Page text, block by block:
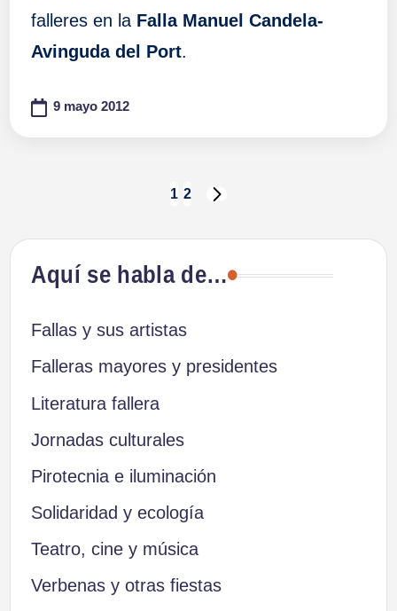
falleres en la Falla Manuel Candela-
Avinguda del Port.
9 mayo 2012
Paginación
de
entradas
1 2
Aquí se habla de…
Fallas y sus artistas
Falleras mayores y presidentes
Literatura fallera
Jornadas culturales
Pirotecnia e iluminación
Solidaridad y ecología
Teatro, cine y música
Verbenas y otras fiestas